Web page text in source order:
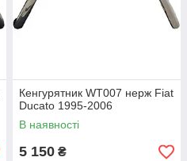
Кенгурятник WT007 нерж Fiat
Ducato 1995-2006
В наявності
5 150 ₴